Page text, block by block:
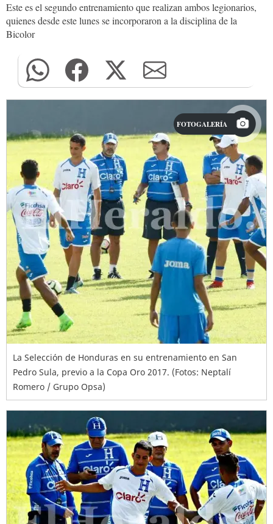
Este es el segundo entrenamiento que realizan ambos legionarios,
quienes desde este lunes se incorporaron a la disciplina de la
Bicolor
FOTOGALERÍA
La Selección de Honduras en su entrenamiento en San
Pedro Sula, previo a la Copa Oro 2017. (Fotos: Neptalí
Romero / Grupo Opsa)